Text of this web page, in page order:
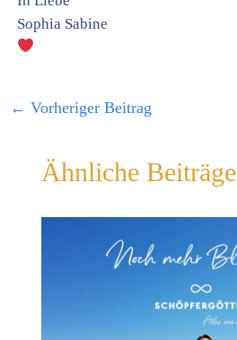
Sophia Sabine
← Vorheriger Beitrag
Ähnliche Beiträge